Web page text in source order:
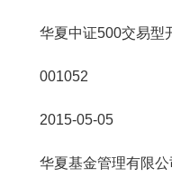
华夏中证500交易型
001052
2015-05-05
华夏基金管理有限公